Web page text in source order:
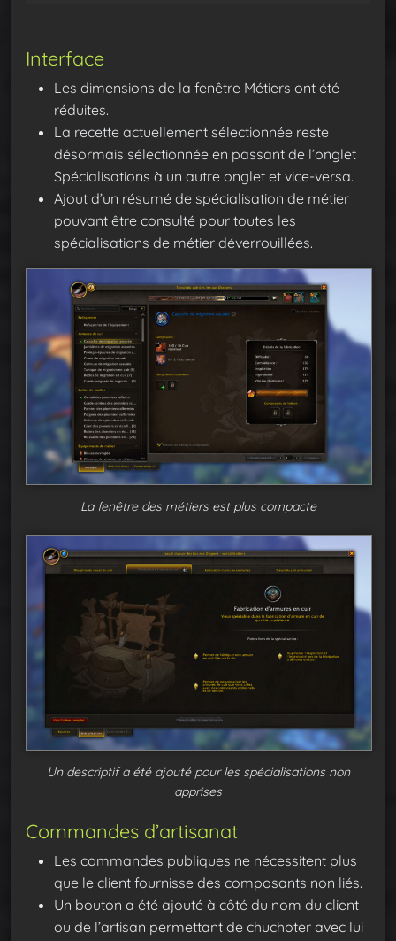
Interface
Les dimensions de la fenêtre Métiers ont été
réduites.
La recette actuellement sélectionnée reste
désormais sélectionnée en passant de l’onglet
Spécialisations à un autre onglet et vice-versa.
Ajout d’un résumé de spécialisation de métier
pouvant être consulté pour toutes les
spécialisations de métier déverrouillées.
La fenêtre des métiers est plus compacte
Un descriptif a été ajouté pour les spécialisations non
apprises
Commandes d’artisanat
Les commandes publiques ne nécessitent plus
que le client fournisse des composants non liés.
Un bouton a été ajouté à côté du nom du client
ou de l’artisan permettant de chuchoter avec lui